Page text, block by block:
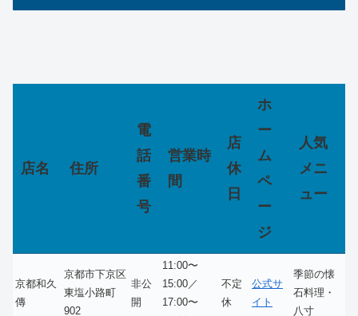
店名 住所
電
話
番
号
営業時
間
店
休
日
ホ
ー
ム
ペ
ー
ジ
人気
メニ
ュー
京都和久
傳
京都市下京区
東塩小路町
902
非公
開
11:00〜
15:00／
17:00〜
不定
休
公式サ
イト
季節の懐
石料理・
八寸